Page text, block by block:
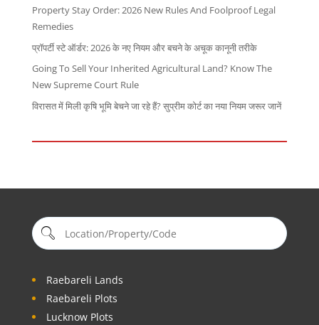
Property Stay Order: 2026 New Rules And Foolproof Legal
Remedies
प्रॉपर्टी स्टे ऑर्डर: 2026 के नए नियम और बचने के अचूक कानूनी तरीके
Going To Sell Your Inherited Agricultural Land? Know The
New Supreme Court Rule
विरासत में मिली कृषि भूमि बेचने जा रहे हैं? सुप्रीम कोर्ट का नया नियम जरूर जानें
Raebareli Lands
Raebareli Plots
Lucknow Plots